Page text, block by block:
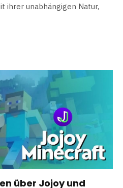
ihrer unabhängigen Natur,
über Jojoy und